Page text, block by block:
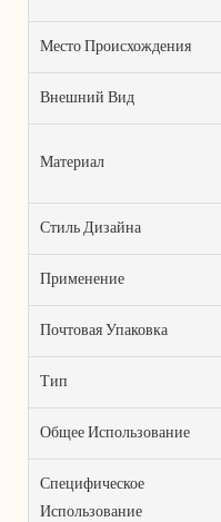
Место Происхождения
Внешний Вид
Материал
Стиль Дизайна
Применение
Почтовая Упаковка
Тип
Общее Использование
Специфическое
Использование